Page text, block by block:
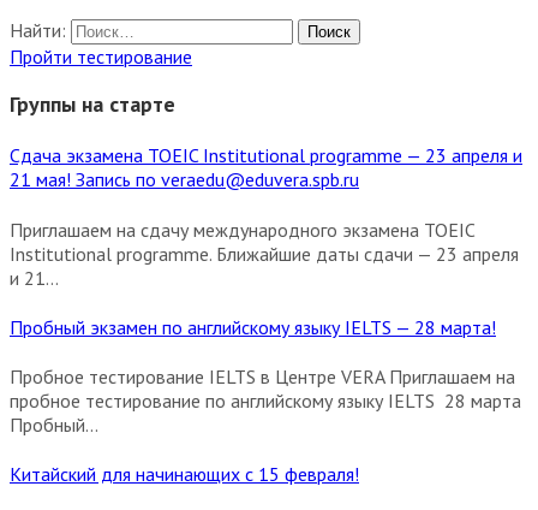
Найти:
Пройти тестирование
Группы на старте
Сдача экзамена TOEIC Institutional programme — 23 апреля и
21 мая! Запись по veraedu@eduvera.spb.ru
Приглашаем на сдачу международного экзамена TOEIC
Institutional programme. Ближайшие даты сдачи — 23 апреля
и 21...
Пробный экзамен по английскому языку IELTS — 28 марта!
Пробное тестирование IELTS в Центре VERA Приглашаем на
пробное тестирование по английскому языку IELTS 28 марта
Пробный...
Китайский для начинающих с 15 февраля!